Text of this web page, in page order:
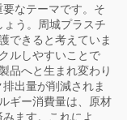
なテーマです。そ
う。周城プラスチ
できると考えていま
ルしやすいことで
品へと生まれ変わり
出量が削減されま
ギー消費量は、原材
ます。これによ